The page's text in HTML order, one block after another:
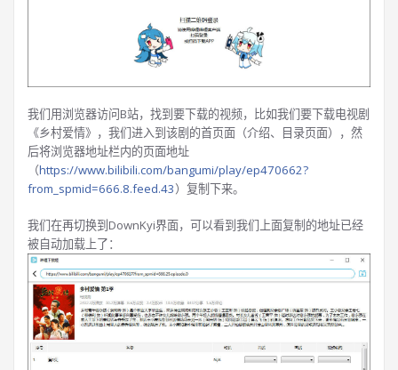
我们用浏览器访问B站，找到要下载的视频，比如我们要下载电视剧
《乡村爱情》，我们进入到该剧的首页面（介绍、目录页面），然
后将浏览器地址栏内的页面地址
（https://www.bilibili.com/bangumi/play/ep470662?
from_spmid=666.8.feed.43）复制下来。
我们在再切换到DownKyi界面，可以看到我们上面复制的地址已经
被自动加载上了：